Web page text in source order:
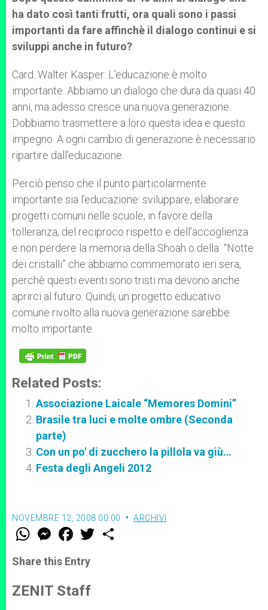
ha dato così tanti frutti, ora quali sono i passi
importanti da fare affinchè il dialogo continui e si
sviluppi anche in futuro?
Card. Walter Kasper: L’educazione è molto
importante. Abbiamo un dialogo che dura da quasi 40
anni, ma adesso cresce una nuova generazione.
Dobbiamo trasmettere a loro questa idea e questo
impegno. A ogni cambio di generazione è necessario
ripartire dall’educazione.
Perciò penso che il punto particolarmente
importante sia l’educazione: sviluppare, elaborare
progetti comuni nelle scuole, in favore della
tolleranza, del reciproco rispetto e dell’accoglienza
e non perdere la memoria della Shoah o della “Notte
dei cristalli” che abbiamo commemorato ieri sera,
perchè questi eventi sono tristi ma devono anche
aprirci al futuro. Quindi, un progetto educativo
comune rivolto alla nuova generazione sarebbe
molto importante.
Related Posts:
Associazione Laicale “Memores Domini”
Brasile tra luci e molte ombre (Seconda
parte)
Con un po' di zucchero la pillola va giù…
Festa degli Angeli 2012
NOVEMBRE 12, 2008 00:00 ARCHIVI
W
t
s
p
p
M
e
s
e
g
e
F
a
e
b
o
k
w
Share this Entry
ZENIT Staff